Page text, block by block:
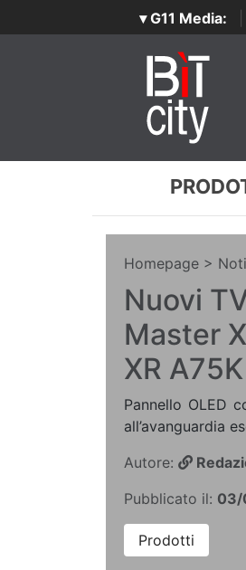
▾ G11 Media:
Homepage >
Nuovi
Master
XR
Pannello OLED
all’avanguardia
Autore:
Pubblicato il: 03/
Prodotti